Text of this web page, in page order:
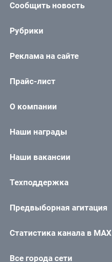
Сообщить новость
Рубрики
Реклама на сайте
Прайс-лист
О компании
Наши награды
Наши вакансии
Техподдержка
Предвыборная агитация
Статистика канала в MAX
Все города сети